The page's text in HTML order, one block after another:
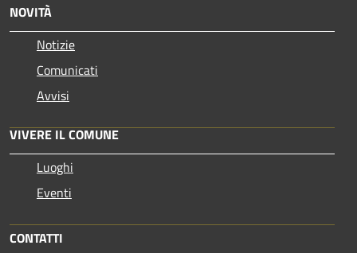
NOVITÀ
Notizie
Comunicati
Avvisi
VIVERE IL COMUNE
Luoghi
Eventi
CONTATTI